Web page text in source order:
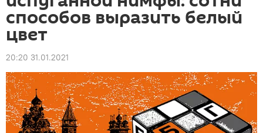
способов выразить белый
цвет
20:20 31.01.2021